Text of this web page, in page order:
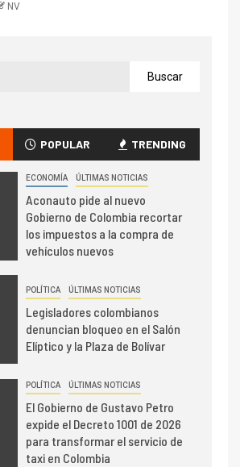
NV
POPULAR TRENDING
ECONOMÍA ÚLTIMAS NOTICIAS
Aconauto pide al nuevo
Gobierno de Colombia recortar
los impuestos a la compra de
vehículos nuevos
POLÍTICA ÚLTIMAS NOTICIAS
Legisladores colombianos
denuncian bloqueo en el Salón
Elíptico y la Plaza de Bolívar
POLÍTICA ÚLTIMAS NOTICIAS
El Gobierno de Gustavo Petro
expide el Decreto 1001 de 2026
para transformar el servicio de
taxi en Colombia